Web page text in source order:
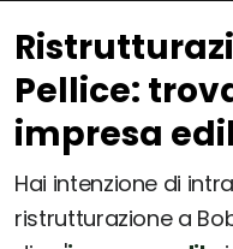
Pellice:
impresa
Hai intenzione di
ristrutturazione a